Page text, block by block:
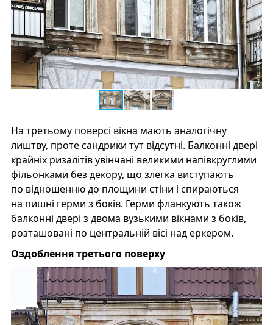
На третьому поверсі вікна мають аналогічну
лиштву, проте сандрики тут відсутні. Балконні двері
крайніх ризалітів увінчані великими напівкруглими
фільонками без декору, що злегка виступають
по відношенню до площини стіни і спираються
на пишні герми з боків. Герми фланкують також
балконні двері з двома вузькими вікнами з боків,
розташовані по центральній вісі над еркером.
Оздоблення третього поверху